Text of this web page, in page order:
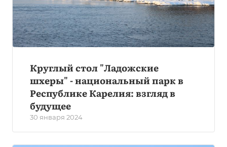
Круглый стол "Ладожские
шхеры" - национальный парк в
Республике Карелия: взгляд в
будущее
30 января 2024